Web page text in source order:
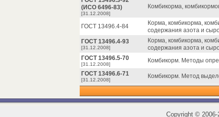
(ИСО 6496-83)
[31.12.2008]
Комбикорма,
ГОСТ 13496.4-84
Корма, комбикорма,
содержания азота и
ГОСТ 13496.4-93
[31.12.2008]
Корма, комбикорма,
содержания азота и
ГОСТ 13496.5-70
[31.12.2008]
Комбикорм. Методы
ГОСТ 13496.6-71
[31.12.2008]
Комбикорм. Метод
Copyright ©